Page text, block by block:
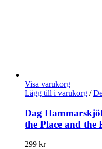
Visa varukorg
Lägg till i varukorg /
Dag
the Place and the
299 kr